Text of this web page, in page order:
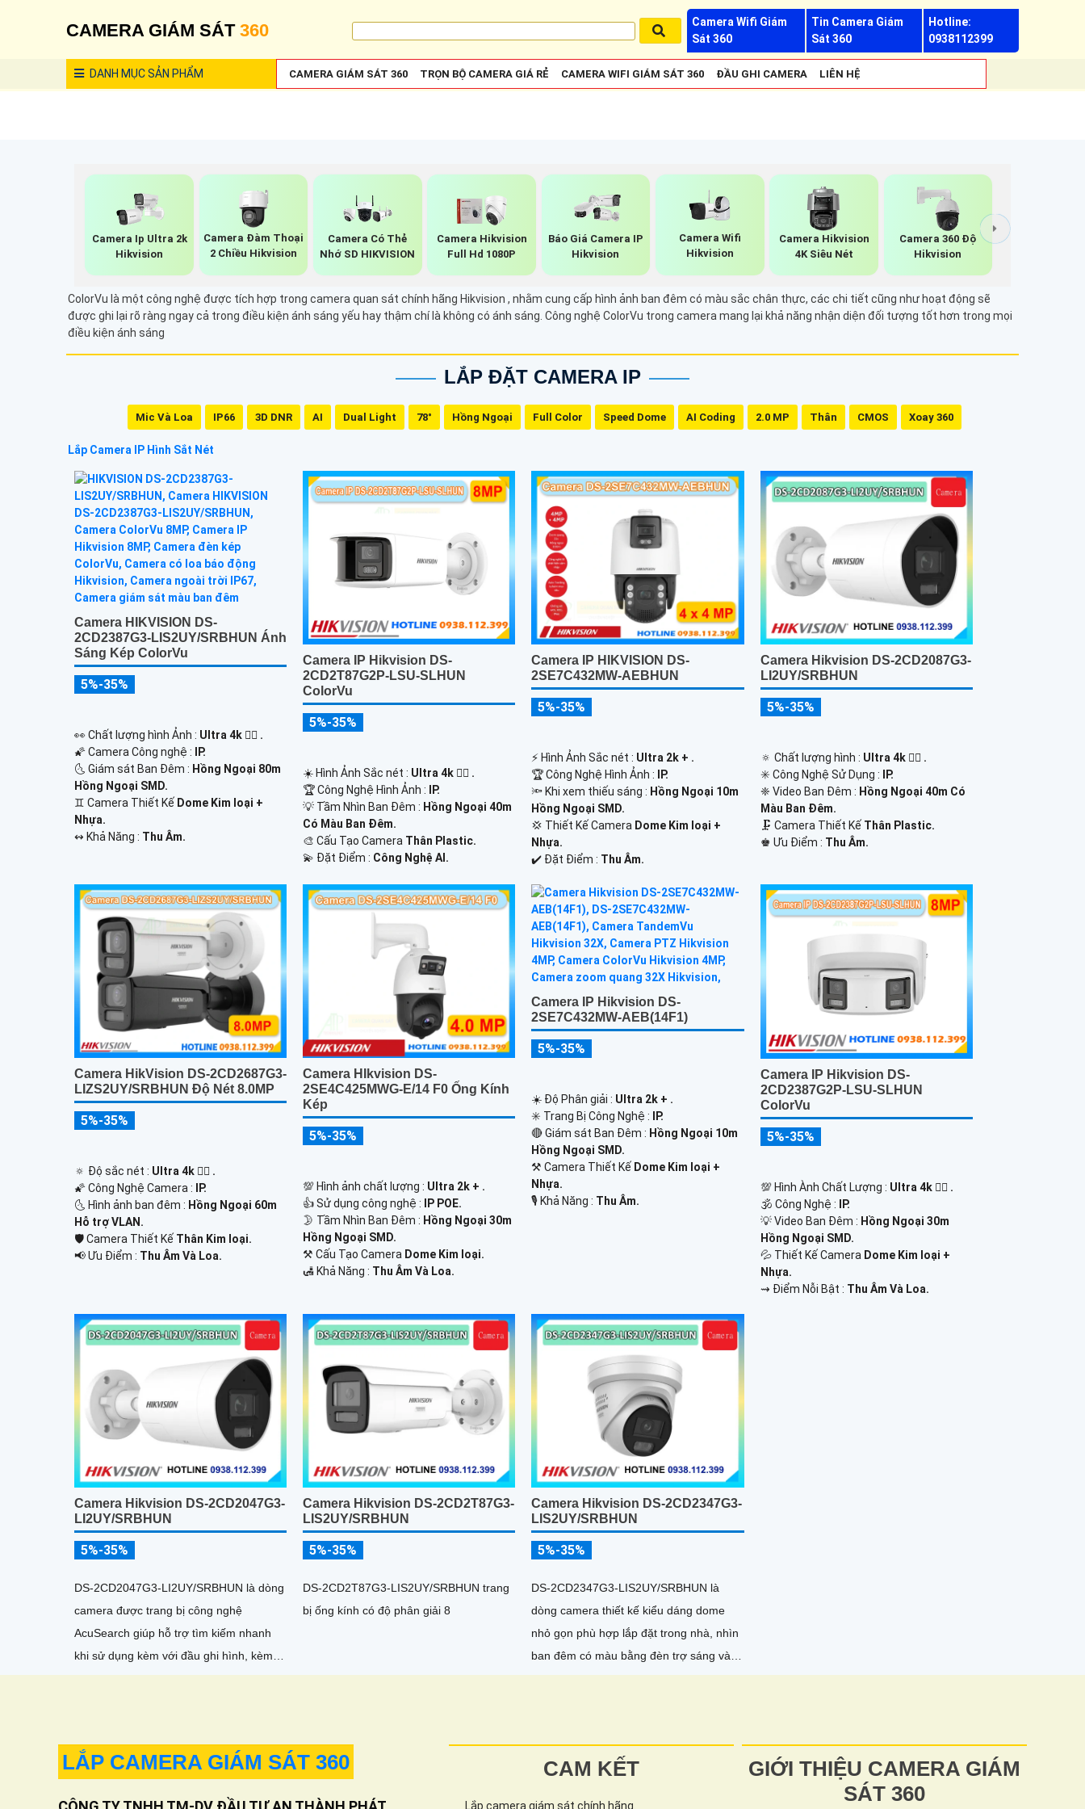
CAMERA GIÁM SÁT 360
Camera Wifi Giám
Sát 360
Tin Camera Giám
Sát 360
Hotline:
0938112399
DANH MỤCSẢN PHẨM CAMERA GIÁM SÁT 360 TRỌN BỘ CAMERA GIÁ RẺ CAMERA WIFI GIÁM SÁT 360 ĐẦU GHI CAMERA LIÊN HỆ
Camera Ip Ultra 2k
Hikvision
Camera Đàm Thoại
2 Chiều Hikvision
Camera Có Thẻ
Nhớ SD HIKVISION
Camera Hikvision
Full Hd 1080P
Báo Giá Camera IP
Hikvision
Camera Wifi
Hikvision
Camera Hikvision
4K Siêu Nét
Camera 360 Độ
Hikvision
ColorVu là một công nghệ được tích hợp trong camera quan sát chính hãng Hikvision , nhằm cung cấp hình ảnh ban đêm có màu sắc chân thực, các chi tiết cũng như hoạt động sẽ
được ghi lại rõ ràng ngay cả trong điều kiện ánh sáng yếu hay thậm chí là không có ánh sáng. Công nghệ ColorVu trong camera mang lại khả năng nhận diện đối tượng tốt hơn trong mọi
điều kiện ánh sáng
LẮP ĐẶT CAMERA IP
Mic Và Loa IP66 3D DNR AI Dual Light 78° Hồng Ngoại Full Color Speed Dome AI Coding 2.0 MP Thân CMOS Xoay 360
Lắp Camera IP Hình Sắt Nét
Camera HIKVISION DS-
2CD2387G3-LIS2UY/SRBHUN Ánh
Sáng Kép ColorVu
5%-35%
️👀 Chất lượng hình Ảnh : Ultra 4k 👍🏾 .
🌠 Camera Công nghệ :
IP.
🌜 Giám sát Ban Đêm : Hồng Ngoại 80m
Hồng Ngoại SMD.
♊ Camera Thiết Kế Dome Kim loại +
Nhựa.
️↭ Khả Năng : Thu Âm.
Camera IP Hikvision DS-
2CD2T87G2P-LSU-SLHUN
ColorVu
5%-35%
☀️ Hình Ảnh Sắc nét : Ultra 4k 👍🏾 .
🏆 Công Nghệ Hình Ảnh :
IP.
💡 Tầm Nhìn Ban Đêm : Hồng Ngoại 40m
Có Màu Ban Ðêm.
🎨 Cấu Tạo Camera Thân Plastic.
️💫 Đặt Điểm : Công Nghệ AI.
Camera IP HIKVISION DS-
2SE7C432MW-AEBHUN
5%-35%
️⚡ Hình Ảnh Sắc nét : Ultra 2k + .
🏆 Công Nghệ Hình Ảnh :
IP.
🔦 Khi xem thiếu sáng : Hồng Ngoại 10m
Hồng Ngoại SMD.
💢 Thiết Kế Camera Dome Kim loại +
Nhựa.
️✔️ Đặt Điểm : Thu Âm.
Camera Hikvision DS-2CD2087G3-
LI2UY/SRBHUN
5%-35%
🔅 Chất lượng hình : Ultra 4k 👍🏾 .
✳️ Công Nghệ Sử Dụng :
IP.
❈ Video Ban Đêm : Hồng Ngoại 40m Có
Màu Ban Ðêm.
🗜️ Camera Thiết Kế Thân Plastic.
️♚ Ưu Điểm : Thu Âm.
Camera HikVision DS-2CD2687G3-
LIZS2UY/SRBHUN Độ Nét 8.0MP
5%-35%
🔅 Độ sắc nét : Ultra 4k 👍🏾 .
🌠 Công Nghệ Camera :
IP.
🌜 Hình ảnh ban đêm : Hồng Ngoại 60m
Hỗ trợ VLAN.
🛡 Camera Thiết Kế Thân Kim loại.
️📢 Ưu Điểm : Thu Âm Và Loa.
Camera HIkvision DS-
2SE4C425MWG-E/14 F0 Ống Kính
Kép
5%-35%
💯 Hình ảnh chất lượng : Ultra 2k + .
👍 Sử dụng công nghệ :
IP POE.
🌛 Tầm Nhìn Ban Đêm : Hồng Ngoại 30m
Hồng Ngoại SMD.
⚒ Cấu Tạo Camera Dome Kim loại.
️🛃 Khả Năng : Thu Âm Và Loa.
Camera IP Hikvision DS-
2SE7C432MW-AEB(14F1)
5%-35%
☀️ Độ Phân giải : Ultra 2k + .
✳️ Trang Bị Công Nghệ :
IP.
🔴 Giám sát Ban Đêm : Hồng Ngoại 10m
Hồng Ngoại SMD.
⚒ Camera Thiết Kế Dome Kim loại +
Nhựa.
️🎙 Khả Năng : Thu Âm.
Camera IP Hikvision DS-
2CD2387G2P-LSU-SLHUN
ColorVu
5%-35%
💯 Hình Ành Chất Lượng : Ultra 4k 👍🏾 .
🕉️ Công Nghệ : IP.
💡 Video Ban Đêm : Hồng Ngoại 30m
Hồng Ngoại SMD.
💦 Thiết Kế Camera Dome Kim loại +
Nhựa.
️⇝ Điểm Nỗi Bật : Thu Âm Và Loa.
Camera Hikvision DS-2CD2047G3-
LI2UY/SRBHUN
5%-35%
DS-2CD2047G3-LI2UY/SRBHUN là dòng
camera được trang bị công nghệ
AcuSearch giúp hỗ trợ tìm kiếm nhanh
khi sử dụng kèm với đầu ghi hình, kèm
khả năng chống ngược sáng WDR
Camera Hikvision DS-2CD2T87G3-
LIS2UY/SRBHUN
5%-35%
DS-2CD2T87G3-LIS2UY/SRBHUN trang
bị ống kính có độ phân giải 8
Camera Hikvision DS-2CD2347G3-
LIS2UY/SRBHUN
5%-35%
DS-2CD2347G3-LIS2UY/SRBHUN là
dòng camera thiết kế kiểu dáng dome
nhỏ gọn phù hợp lắp đặt trong nhà, nhìn
ban đêm có màu bằng đèn trợ sáng và
nhờ công nghệ ColorVU HikAI-ISP, có
LẮP CAMERA GIÁM SÁT 360 CAM KẾT
Lắp camera giám sát chính hãng.
GIỚI THIỆU CAMERA GIÁM
SÁT 360